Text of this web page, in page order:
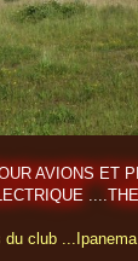
AVIONS ET
du club